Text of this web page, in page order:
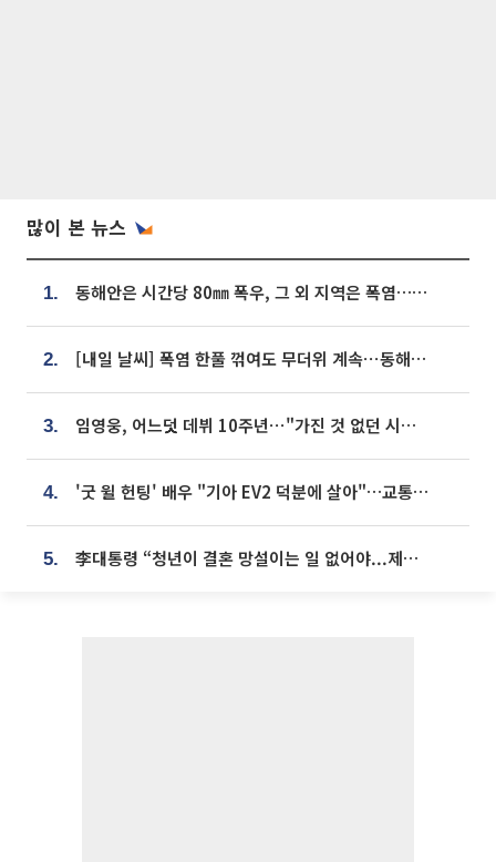
많이 본 뉴스
1. 동해안은 시간당 80㎜ 폭우, 그 외 지역은 폭염…‘극과 극 날씨’
2. [내일 날씨] 폭염 한풀 꺾여도 무더위 계속⋯동해안 이틀 연속 비
3. 임영웅, 어느덧 데뷔 10주년⋯"가진 것 없던 시절, 내 앞엔 20명의 팬뿐"
4. '굿 윌 헌팅' 배우 "기아 EV2 덕분에 살아"…교통사고 후 안전성 극찬
5. 李대통령 “청년이 결혼 망설이는 일 없어야...제도상 불이익 조사”